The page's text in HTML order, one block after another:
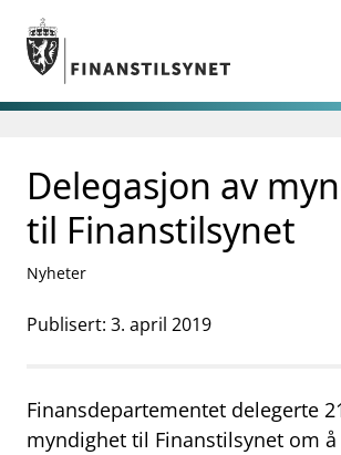
Gå til hovedinnhold
Gå til søkesiden
nettstedet
language
English
exist in
English home
Aktuelt
Finanstilsynets registre
businessOm Finanstilsynet
Delegasjon av
til Finanstilsynet
Nyheter
Publisert: 3. april 2019
Finansdepartementet delegerte
myndighet til Finanstilsynet om